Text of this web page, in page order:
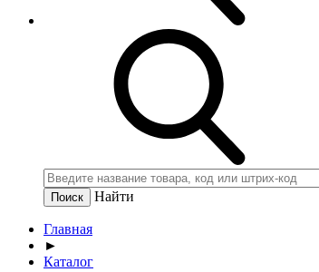
Найти
Главная
►
Каталог